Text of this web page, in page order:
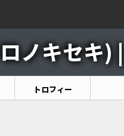
ノキセキ
トロフィー